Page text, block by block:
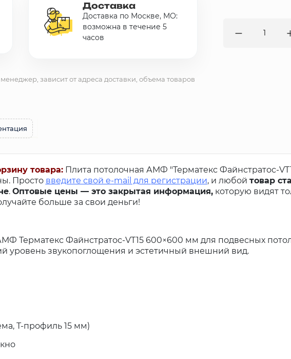
Доставка
Доставка по Москве, МО:
возможна в течение 5
часов
зависит от адреса доставки, объема товаров
товара: Плита потолочная АМФ "Терматекс Файнстратос-
Просто введите свой e-mail для регистрации, и любой товар
. Оптовые цены — это закрытая информация,которую видят
больше за свои деньги!
Терматекс Файнстратос-VT15 600×600 мм для подвесных
уровень звукопоглощения и эстетичный внешний вид.
Т-профиль 15 мм)